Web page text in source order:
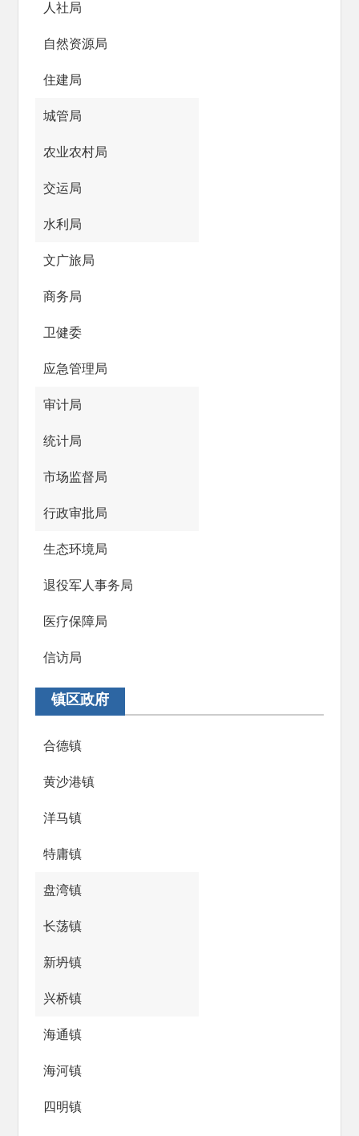
人社局
自然资源局
住建局
城管局
农业农村局
交运局
水利局
文广旅局
商务局
卫健委
应急管理局
审计局
统计局
市场监督局
行政审批局
生态环境局
退役军人事务局
医疗保障局
信访局
镇区政府
合德镇
黄沙港镇
洋马镇
特庸镇
盘湾镇
长荡镇
新坍镇
兴桥镇
海通镇
海河镇
四明镇